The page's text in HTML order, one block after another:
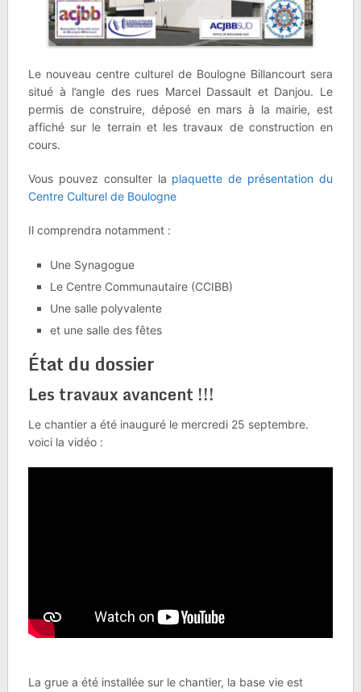
Le nouveau centre culturel de Boulogne Billancourt sera
situé à l’angle des rues Marcel Dassault et Danjou. Le
permis de construire, déposé en mars à la mairie, est
affiché sur le terrain et les travaux de construction en
cours.
Vous pouvez consulter la plaquette de présentation du
Centre Culturel de Boulogne
Il comprendra notamment :
Une Synagogue
Le Centre Communautaire (CCIBB)
Une salle polyvalente
et une salle des fêtes
État du dossier
Les travaux avancent !!!
Le chantier a été inauguré le mercredi 25 septembre.
voici la vidéo :
La grue a été installée sur le chantier, la base vie est